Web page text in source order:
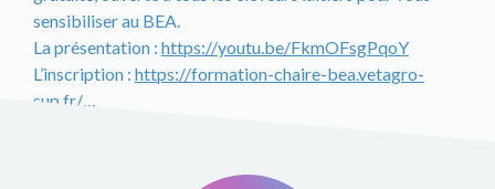
sensibiliser au BEA.
La présentation : https://youtu.be/FkmOFsgPqoY
L’inscription : https://formation-chaire-bea.vetagro-
sup.fr/…